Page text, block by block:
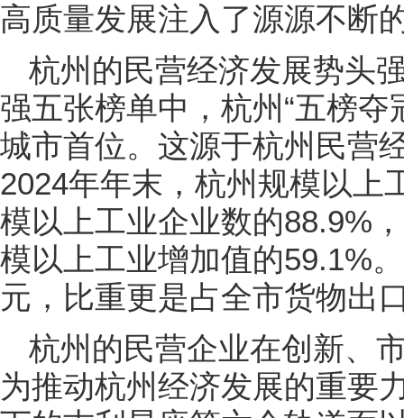
高质量发展注入了源源不断
杭州的民营经济发展势头
强五张榜单中，杭州“五榜
城市首位。这源于杭州民营
2024年年末，杭州规模以上
模以上工业企业数的88.9%
模以上工业增加值的59.1%
元，比重更是占全市货物出
杭州的民营企业在创新、
为推动杭州经济发展的重要